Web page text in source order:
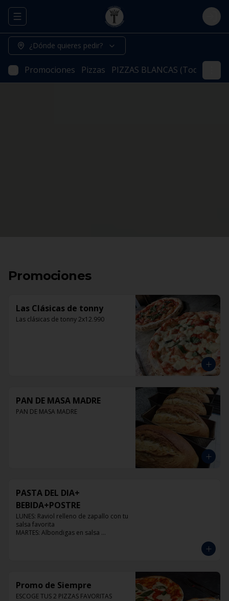
Abrir menu de navegación Login
¿Dónde quieres pedir?
Promociones Pizzas PIZZAS BLANCAS (Todas
Promociones
Las Clásicas de tonny
Las clásicas de tonny 2x12.990
PAN DE MASA MADRE
PAN DE MASA MADRE
PASTA DEL DIA+
BEBIDA+POSTRE
LUNES: Raviol relleno de zapallo con tu
salsa favorita
MARTES: Albondigas en salsa
VIERNES: Raviol cabra con tu salsa
favorita
Promo de Siempre
ESCOGE TUS 2 PIZZAS FAVORITAS